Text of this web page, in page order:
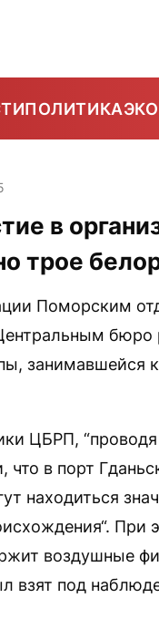
ПОЛИТИКА
в
трое
Поморским
бюро
занимавшейся
ЦБРП,
в порт
находиться
воздушные
взят под